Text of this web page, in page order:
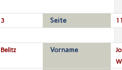
3 Seite
Belitz Vorname